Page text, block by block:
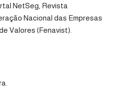
NetSeg, Revista
Nacional das Empresas
Valores (Fenavist).